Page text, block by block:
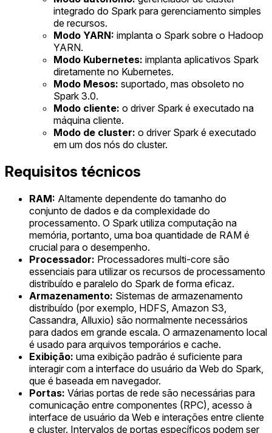
integrado do Spark para gerenciamento simples
de recursos.
Modo YARN: implanta o Spark sobre o Hadoop
YARN.
Modo Kubernetes: implanta aplicativos Spark
diretamente no Kubernetes.
Modo Mesos: suportado, mas obsoleto no
Spark 3.0.
Modo cliente: o driver Spark é executado na
máquina cliente.
Modo de cluster: o driver Spark é executado
em um dos nós do cluster.
Requisitos técnicos
RAM: Altamente dependente do tamanho do
conjunto de dados e da complexidade do
processamento. O Spark utiliza computação na
memória, portanto, uma boa quantidade de RAM é
crucial para o desempenho.
Processador: Processadores multi-core são
essenciais para utilizar os recursos de processamento
distribuído e paralelo do Spark de forma eficaz.
Armazenamento: Sistemas de armazenamento
distribuído (por exemplo, HDFS, Amazon S3,
Cassandra, Alluxio) são normalmente necessários
para dados em grande escala. O armazenamento local
é usado para arquivos temporários e cache.
Exibição: uma exibição padrão é suficiente para
interagir com a interface do usuário da Web do Spark,
que é baseada em navegador.
Portas: Várias portas de rede são necessárias para
comunicação entre componentes (RPC), acesso à
interface de usuário da Web e interações entre cliente
e cluster. Intervalos de portas específicos podem ser